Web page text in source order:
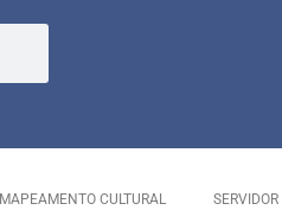
MAPEAMENTO CULTURAL SERVIDOR